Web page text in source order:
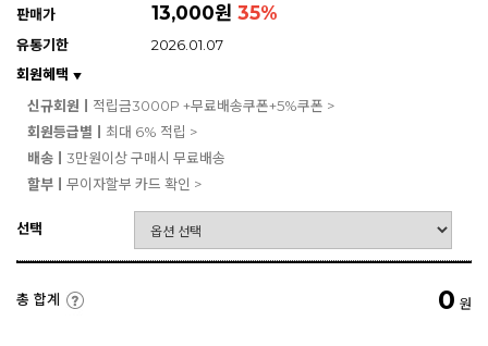
판매가
13,000원35%
유통기한
2026.01.07
회원혜택 ▼
신규회원ㅣ 적립금3000P +무료배송쿠폰+5%쿠폰 >
회원등급별ㅣ 최대 6% 적립 >
배송ㅣ 3만원이상 구매시 무료배송
할부ㅣ 무이자할부 카드 확인 >
선택
총 합계 0 원